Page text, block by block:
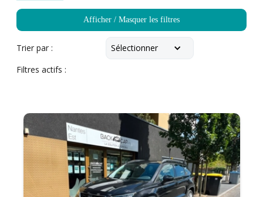
Afficher / Masquer les filtres
Filtres actifs :
Trier par : Sélectionner